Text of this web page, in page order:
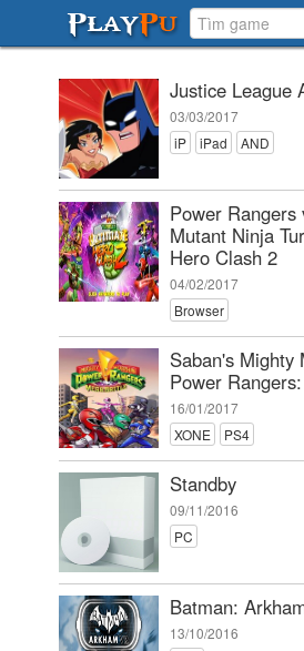
Justice League
03/03/2017
iP
iPad AND
Power Rangers
Mutant Ninja
Hero Clash 2
04/02/2017
Browser
Saban's Mighty
Power
16/01/2017
XONE
PS4
Standby
09/11/2016
PC
Batman:
13/10/2016